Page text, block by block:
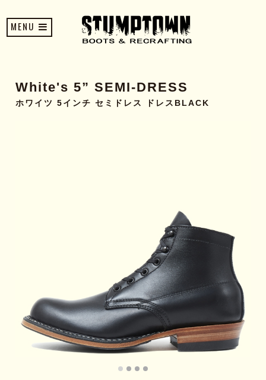
MENU
White's 5” SEMI-DRESS
ホワイツ 5インチ セミドレス ドレスBLACK